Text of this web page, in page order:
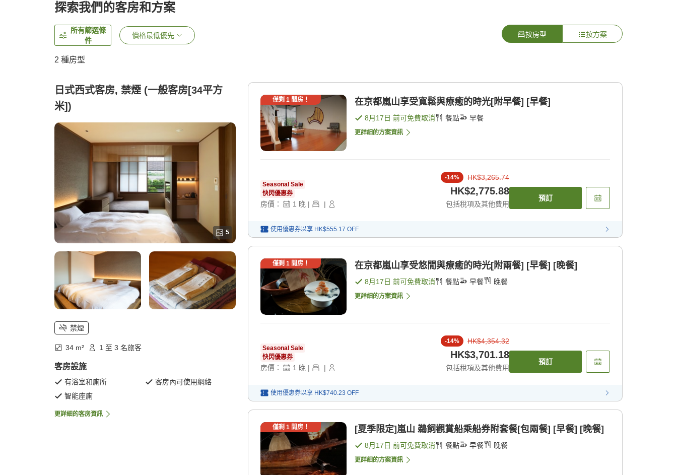
探索我們的客房和方案
所有篩選條
件
價格最低優先 按房型 按方案
2 種房型
日式西式客房, 禁煙 (一般客房[34平方
米])
5
禁煙
34 m² 1 至 3 名旅客
客房設施
有浴室和廁所
客房內可使用網絡
智能座廁
更詳細的客房資訊
僅剩 1間房！ 在京都嵐山享受寬鬆與療癒的時光[附早餐] [早餐]
8月17日 前可免費取消 餐點 早餐
更詳細的方案資訊
Seasonal Sale
快閃優惠券
房價： 1 晚 | |
-14% HK$3,265.74
HK$2,775.88
包括稅項及其他費用
預訂
使用優惠券以享 HK$555.17 OFF
僅剩 1間房！ 在京都嵐山享受悠閒與療癒的時光[附兩餐] [早餐] [晚餐]
8月17日 前可免費取消 餐點 早餐 晚餐
更詳細的方案資訊
Seasonal Sale
快閃優惠券
房價： 1 晚 | |
-14% HK$4,354.32
HK$3,701.18
包括稅項及其他費用
預訂
使用優惠券以享 HK$740.23 OFF
僅剩 1間房！ [夏季限定]嵐山 鵜飼觀賞船乘船券附套餐[包兩餐] [早餐] [晚餐]
8月17日 前可免費取消 餐點 早餐 晚餐
更詳細的方案資訊